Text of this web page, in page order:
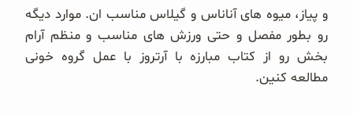
و پیاز، میوه های آناناس و گیلاس مناسب ان. موارد دیگه
رو بطور مفصل و حتی ورزش های مناسب و منظم آرام
بخش رو از کتاب مبارزه با آرتروز با عمل گروه خونی
مطالعه کنین.